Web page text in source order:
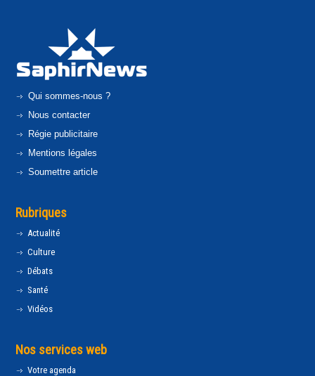
Qui sommes-nous ?
Nous contacter
Régie publicitaire
Mentions légales
Soumettre article
Rubriques
Actualité
Culture
Débats
Santé
Vidéos
Nos services web
Votre agenda